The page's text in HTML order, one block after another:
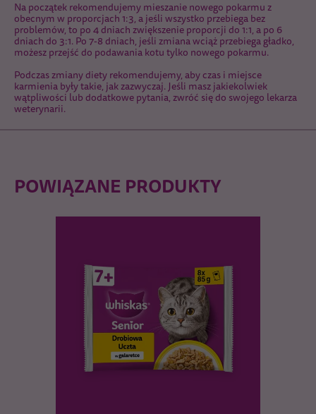
Na początek rekomendujemy mieszanie nowego pokarmu z
obecnym w proporcjach 1:3, a jeśli wszystko przebiega bez
problemów, to po 4 dniach zwiększenie proporcji do 1:1, a po 6
dniach do 3:1. Po 7-8 dniach, jeśli zmiana wciąż przebiega gładko,
możesz przejść do podawania kotu tylko nowego pokarmu.
Podczas zmiany diety rekomendujemy, aby czas i miejsce
karmienia były takie, jak zazwyczaj. Jeśli masz jakiekolwiek
wątpliwości lub dodatkowe pytania, zwróć się do swojego lekarza
weterynarii.
POWIĄZANE PRODUKTY